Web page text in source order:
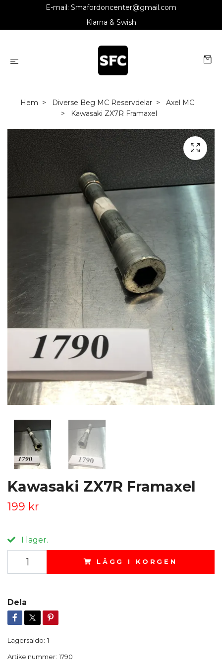
E-mail: Smafordoncenter@gmail.com
Klarna & Swish
Hem Diverse Beg MC Reservdelar
Axel MC
Kawasaki ZX7R Framaxel
Kawasaki ZX7R Framaxel
199 kr
I lager.
LÄGG I KORGEN
Dela
Lagersaldo: 1
Artikelnummer: 1790